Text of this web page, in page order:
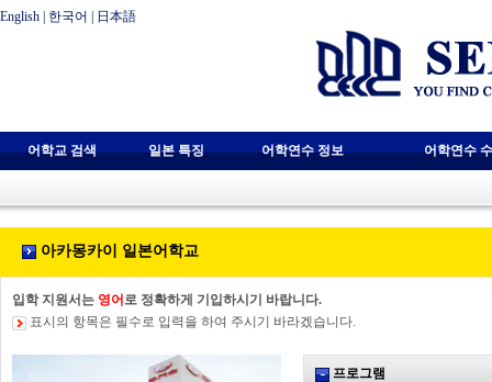
English 한국어 日本語
어학교 검색 일본 특징 어학연수 정보 어학연수
아카몽카이 일본어학교
입학 지원서는 영어 로 정확하게 기입하시기 바랍니다.
표시의 항목은 필수로 입력을 하여 주시기 바라겠습니다.
프로그램